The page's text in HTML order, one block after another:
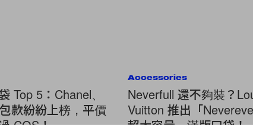
Top 5：Chanel、
款紛紛上榜，平價
COS！
Accessories
Neverfull 還不夠裝？
Vuitton 推出「
超大容量、滿版口袋！